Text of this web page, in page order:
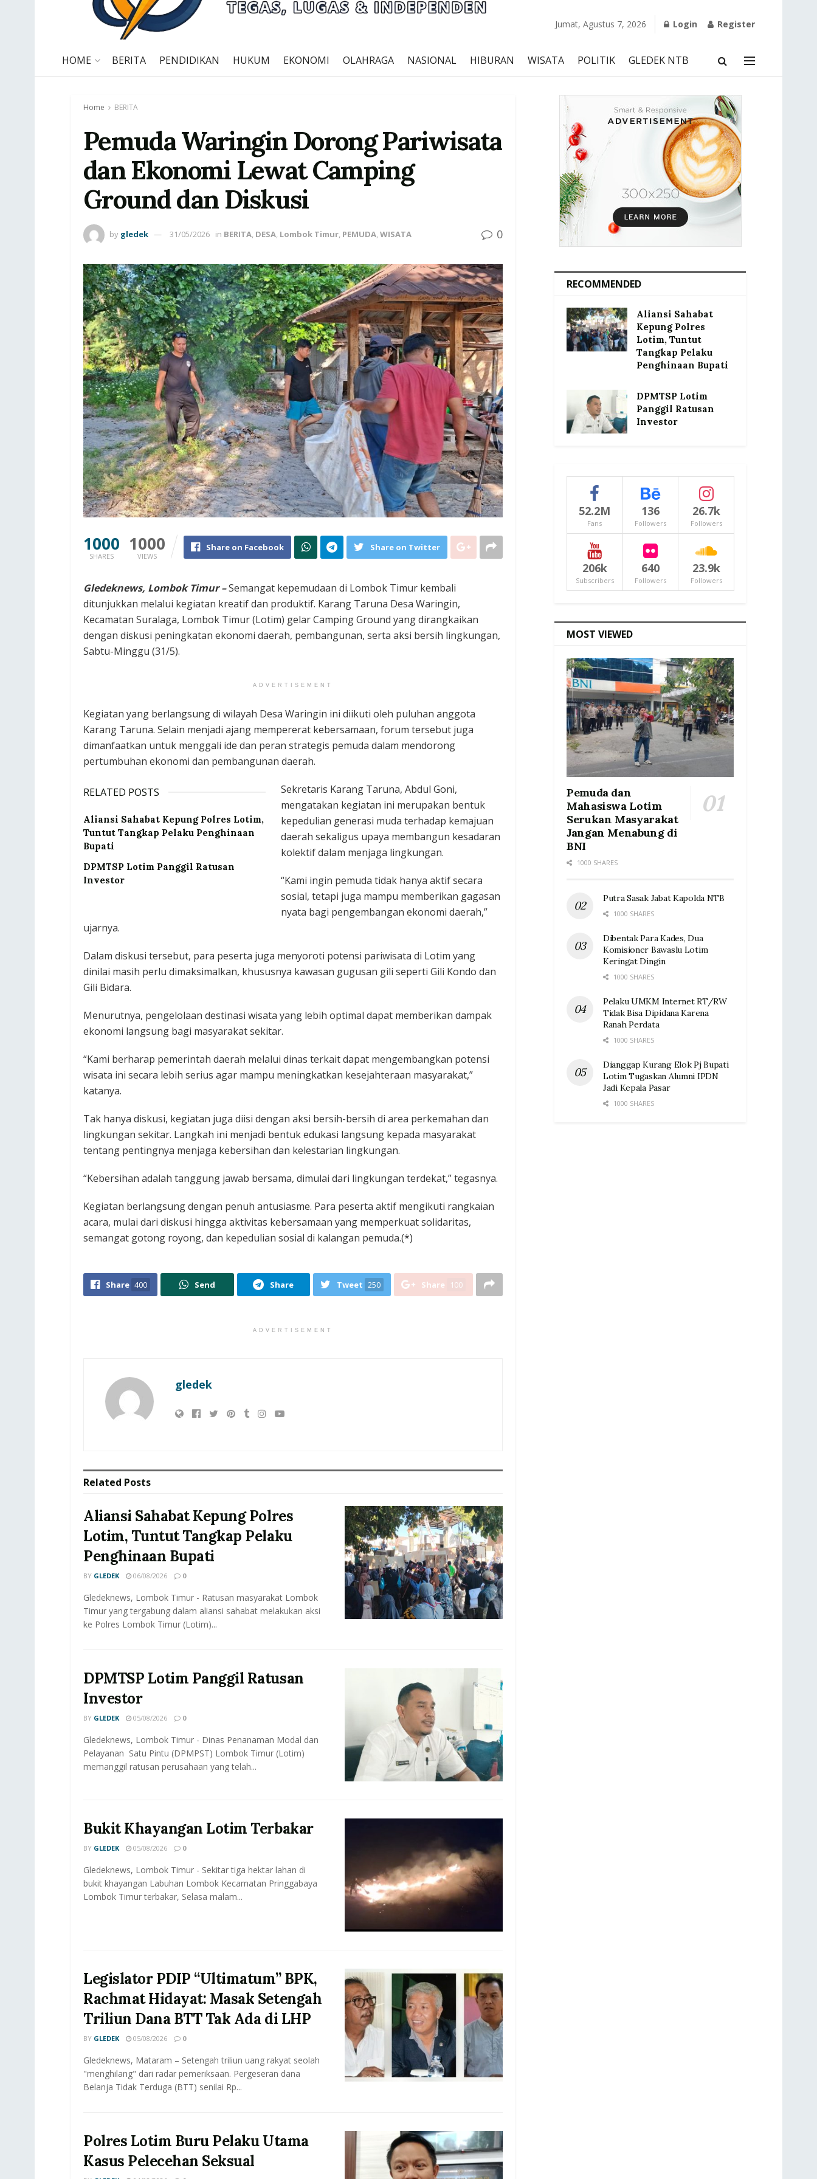
Jumat, Agustus 7, 2026 Login Register
HOME BERITA PENDIDIKAN HUKUM EKONOMI OLAHRAGA NASIONAL HIBURAN WISATA POLITIK GLEDEK NTB
Home BERITA
Pemuda Waringin Dorong Pariwisata
dan Ekonomi Lewat Camping
Ground dan Diskusi
by gledek 31/05/2026 in BERITA, DESA, Lombok Timur, PEMUDA,WISATA 0
1000
SHARES
1000
VIEWS
Share on Facebook Share on Twitter
Gledeknews, Lombok Timur –Semangat kepemudaan di Lombok Timur kembali
ditunjukkan melalui kegiatan kreatif dan produktif. Karang Taruna Desa Waringin,
Kecamatan Suralaga, Lombok Timur (Lotim) gelar Camping Ground yang dirangkaikan
dengan diskusi peningkatan ekonomi daerah, pembangunan, serta aksi bersih lingkungan,
Sabtu-Minggu (31/5).
ADVERTISEMENT
Kegiatan yang berlangsung di wilayah Desa Waringin ini diikuti oleh puluhan anggota
Karang Taruna. Selain menjadi ajang mempererat kebersamaan, forum tersebut juga
dimanfaatkan untuk menggali ide dan peran strategis pemuda dalam mendorong
pertumbuhan ekonomi dan pembangunan daerah.
RELATED POSTS
Aliansi Sahabat Kepung Polres Lotim,
Tuntut Tangkap Pelaku Penghinaan
Bupati
DPMTSP Lotim Panggil Ratusan
Investor
Sekretaris Karang Taruna, Abdul Goni,
mengatakan kegiatan ini merupakan bentuk
kepedulian generasi muda terhadap kemajuan
daerah sekaligus upaya membangun kesadaran
kolektif dalam menjaga lingkungan.
“Kami ingin pemuda tidak hanya aktif secara
sosial, tetapi juga mampu memberikan gagasan
nyata bagi pengembangan ekonomi daerah,”
ujarnya.
Dalam diskusi tersebut, para peserta juga menyoroti potensi pariwisata di Lotim yang
dinilai masih perlu dimaksimalkan, khususnya kawasan gugusan gili seperti Gili Kondo dan
Gili Bidara.
Menurutnya, pengelolaan destinasi wisata yang lebih optimal dapat memberikan dampak
ekonomi langsung bagi masyarakat sekitar.
“Kami berharap pemerintah daerah melalui dinas terkait dapat mengembangkan potensi
wisata ini secara lebih serius agar mampu meningkatkan kesejahteraan masyarakat,”
katanya.
Tak hanya diskusi, kegiatan juga diisi dengan aksi bersih-bersih di area perkemahan dan
lingkungan sekitar. Langkah ini menjadi bentuk edukasi langsung kepada masyarakat
tentang pentingnya menjaga kebersihan dan kelestarian lingkungan.
“Kebersihan adalah tanggung jawab bersama, dimulai dari lingkungan terdekat,” tegasnya.
Kegiatan berlangsung dengan penuh antusiasme. Para peserta aktif mengikuti rangkaian
acara, mulai dari diskusi hingga aktivitas kebersamaan yang memperkuat solidaritas,
semangat gotong royong, dan kepedulian sosial di kalangan pemuda.(*)
Share 400 Send Share Tweet 250 Share 100
ADVERTISEMENT
gledek
Related Posts
Aliansi Sahabat Kepung Polres
Lotim, Tuntut Tangkap Pelaku
Penghinaan Bupati
BY GLEDEK 06/08/2026 0
Gledeknews, Lombok Timur - Ratusan masyarakat Lombok
Timur yang tergabung dalam aliansi sahabat melakukan aksi
ke Polres Lombok Timur (Lotim)...
DPMTSP Lotim Panggil Ratusan
Investor
BY GLEDEK 05/08/2026 0
Gledeknews, Lombok Timur - Dinas Penanaman Modal dan
Pelayanan Satu Pintu (DPMPST) Lombok Timur (Lotim)
memanggil ratusan perusahaan yang telah...
Bukit Khayangan Lotim Terbakar
BY GLEDEK 05/08/2026 0
Gledeknews, Lombok Timur - Sekitar tiga hektar lahan di
bukit khayangan Labuhan Lombok Kecamatan Pringgabaya
Lombok Timur terbakar, Selasa malam...
Legislator PDIP “Ultimatum” BPK,
Rachmat Hidayat: Masak Setengah
Triliun Dana BTT Tak Ada di LHP
BY GLEDEK 05/08/2026 0
Gledeknews, Mataram – Setengah triliun uang rakyat seolah
"menghilang" dari radar pemeriksaan. Pergeseran dana
Belanja Tidak Terduga (BTT) senilai Rp...
Polres Lotim Buru Pelaku Utama
Kasus Pelecehan Seksual
RECOMMENDED
Aliansi Sahabat
Kepung Polres
Lotim, Tuntut
Tangkap Pelaku
Penghinaan Bupati
DPMTSP Lotim
Panggil Ratusan
Investor
52.2M
Fans
136
Followers
26.7k
Followers
206k
Subscribers
640
Followers
23.9k
Followers
MOST VIEWED
Pemuda dan
Mahasiswa Lotim
Serukan Masyarakat
Jangan Menabung di
BNI
1000 SHARES
Putra Sasak Jabat Kapolda NTB
1000 SHARES
Dibentak Para Kades, Dua
Komisioner Bawaslu Lotim
Keringat Dingin ‎
1000 SHARES
Pelaku UMKM Internet RT/RW
Tidak Bisa Dipidana Karena
Ranah Perdata
1000 SHARES
Dianggap Kurang Elok Pj Bupati
Lotim Tugaskan Alumni IPDN
Jadi Kepala Pasar‎
1000 SHARES